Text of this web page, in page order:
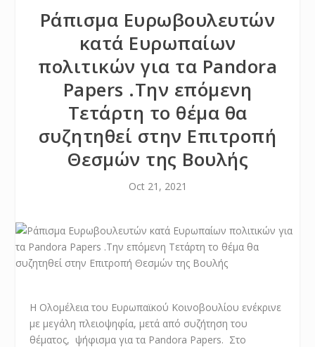
Ράπισμα Ευρωβουλευτών
κατά Ευρωπαίων
πολιτικών για τα Pandora
Papers .Την επόμενη
Τετάρτη το θέμα θα
συζητηθεί στην Επιτροπή
Θεσμών της Βουλής
Oct 21, 2021
Η Ολομέλεια του Ευρωπαϊκού Κοινοβουλίου ενέκρινε
με μεγάλη πλειοψηφία, μετά από συζήτηση του
θέματος, ψήφισμα για τα Pandora Papers. Στο